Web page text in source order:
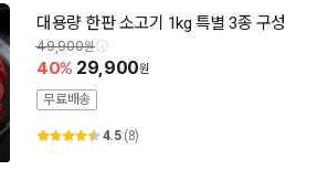
대용량 한판 소고기 1kg 특별 3종 구성
49,900
40 29,900
무료배송
4.5 (8)